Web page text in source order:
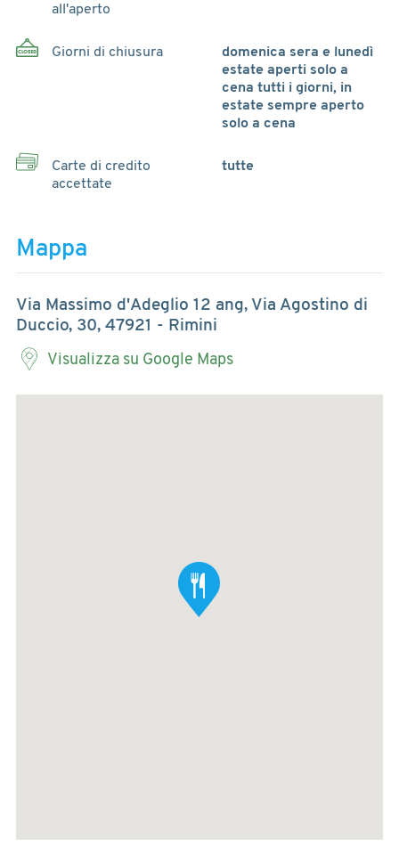
all'aperto
Giorni di chiusura
domenica sera e lunedì
estate aperti solo a
cena tutti i giorni, in
estate sempre aperto
solo a cena
Carte di credito
accettate
tutte
Mappa
Via Massimo d'Adeglio 12 ang, Via Agostino di
Duccio, 30, 47921 - Rimini
Visualizza su Google Maps